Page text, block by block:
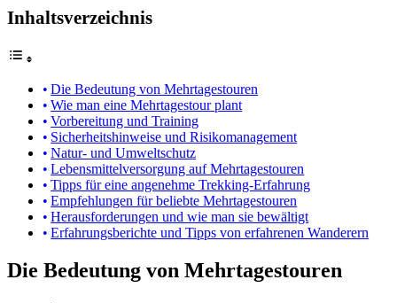
Inhaltsverzeichnis
Die Bedeutung von Mehrtagestouren
Wie man eine Mehrtagestour plant
Vorbereitung und Training
Sicherheitshinweise und Risikomanagement
Natur- und Umweltschutz
Lebensmittelversorgung auf Mehrtagestouren
Tipps für eine angenehme Trekking-Erfahrung
Empfehlungen für beliebte Mehrtagestouren
Herausforderungen und wie man sie bewältigt
Erfahrungsberichte und Tipps von erfahrenen Wanderern
Die Bedeutung von Mehrtagestouren